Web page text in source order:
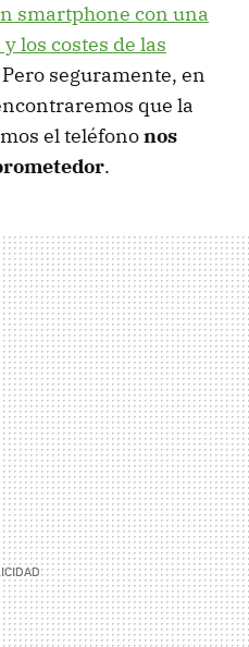
smartphone con una
los costes de las
Pero seguramente, en
que la
el teléfononos
.